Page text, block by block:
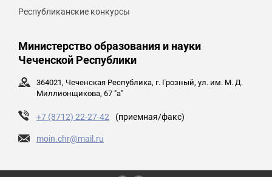
Республиканские конкурсы
Министерство образования и науки
Чеченской Республики
364021, Чеченская Республика, г. Грозный, ул. им. М. Д.
Миллионщикова, 67 "а"
+7 (8712) 22-27-42 (приемная/факс)
moin.chr@mail.ru